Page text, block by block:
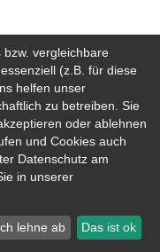
E:HEV
V E:HEV
V E:HEV & E:PHEV
vergleichbare
(z.B. für diese
helfen unser
zu betreiben. Sie
oder ablehnen
und Cookies auch
Datenschutz am
in unserer
lehne ab Das ist ok